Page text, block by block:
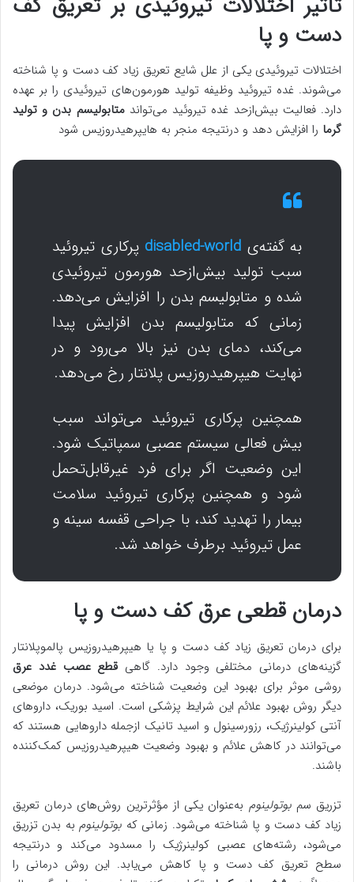
دست و پا
اختلالات تیروئیدی یکی از علل شایع تعریق زیاد کف دست و پا شناخته
می‌شوند. غده تیروئید وظیفه تولید هورمون‌های تیروئیدی را بر عهده
دارد. فعالیت بیش‌ازحد غده تیروئید می‌تواندمتابولیسم بدن و تولید
گرما را افزایش دهد و درنتیجه منجر به هایپرهیدروزیس شود
به گفته‌ی disabled-world پرکاری تیروئید
سبب تولید بیش‌ازحد هورمون تیروئیدی
شده و متابولیسم بدن را افزایش می‌دهد.
زمانی که متابولیسم بدن افزایش پیدا
می‌کند، دمای بدن نیز بالا می‌رود و در
نهایت هیپرهیدروزیس پلانتار رخ می‌دهد.
همچنین پرکاری تیروئید می‌تواند سبب
بیش فعالی سیستم عصبی سمپاتیک شود.
این وضعیت اگر برای فرد غیرقابل‌تحمل
شود و همچنین پرکاری تیروئید سلامت
بیمار را تهدید کند، با جراحی قفسه سینه و
عمل تیروئید برطرف خواهد شد.
درمان قطعی عرق کف دست و پا
برای درمان تعریق زیاد کف دست و پا یا هیپرهیدروزیس پالموپلانتار
گزینه‌های درمانی مختلفی وجود دارد. گاهی قطع عصب غدد عرق
روشی موثر برای بهبود این وضعیت شناخته می‌شود. درمان موضعی
دیگر روش بهبود علائم این شرایط پزشکی است. اسید بوریک، داروهای
آنتی کولینرژیک، رزورسینول و اسید تانیک ازجمله داروهایی هستند که
می‌توانند در کاهش علائم و بهبود وضعیت هیپرهیدروزیس کمک‌کننده
باشند.
تزریق سمبوتولینوم به‌عنوان یکی از مؤثرترین روش‌های درمان تعریق
زیاد کف دست و پا شناخته می‌شود. زمانی که بوتولینومبه بدن تزریق
می‌شود، رشته‌های عصبی کولینرژیک را مسدود می‌کند و درنتیجه
سطح تعریق کف دست و پا کاهش می‌یابد. این روش درمانی را